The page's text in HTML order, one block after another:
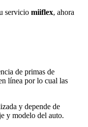
servicio miiflex, ahora
de primas de
línea por lo cual las
y depende de
y modelo del auto.